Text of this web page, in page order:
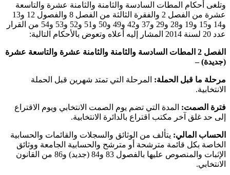
وتلغى أحكام المطات السادسة والثامنة والثامنة عشرة والتاسعة
عشرة من الفصل 2 والفقرة الثالثة من الفصل 8 والفصول 12 و13
و14 و15 و19 و28 و29 و37 و42 و49 و50 و51 و52 و53 و54 من القرار
عدد 20 لسنة 2014 المشار إليه أعلاه وتعوض بالأحكام التالية
:
الفصل 2 المطات السادسة والثامنة والثامنة عشرة والتاسعة عشرة
(جديدة) –
مرحلة ما قبل الحملة: المرحلة التي تمتد شهرين قبل الحملة
الانتخابية.
فترة الصمت: المدة التي تضم يوم الصمت الانتخابي ويوم الاقتراع
إلى حد غلق آخر مكتب اقتراع بالدائرة الانتخابية.
الحساب المالي: يتألف من الوثائق والسجلات والقائمات والحسابية
الخاصة بكل قائمة مترشحة أو مترشح والحسابية الجامعة ووثائق
الإثبات والمنصوص عليها بالفصول 83 و84 (جديد) و86 من القانون
الانتخابي.